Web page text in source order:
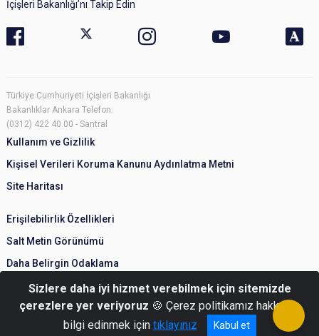
İçişleri Bakanlığı’nı Takip Edin
Türkiye Cumhuriyeti İçişleri Bakanlığı
Bakanlıklar Ankara Telefon:
(0312) 422 40 00 - Santral
Kullanım ve Gizlilik
Kişisel Verileri Koruma Kanunu Aydınlatma Metni
Site Haritası
Erişilebilirlik Özellikleri
Salt Metin Görünümü
Daha Belirgin Odaklama
© Türkiye Cumhuriyeti İçişleri Bakanlığı
Sizlere daha iyi hizmet verebilmek için sitemizde
çerezlere yer veriyoruz 🍪 Çerez politikamız hakkında
bilgi edinmek için tıklayınız Kabul et